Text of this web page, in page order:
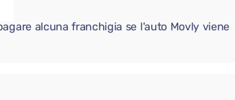
alcuna franchigia se l'auto Movly viene